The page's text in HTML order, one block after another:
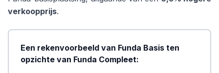
verkoopprijs.
Een rekenvoorbeeld van Funda Basis ten
opzichte van Funda Compleet: